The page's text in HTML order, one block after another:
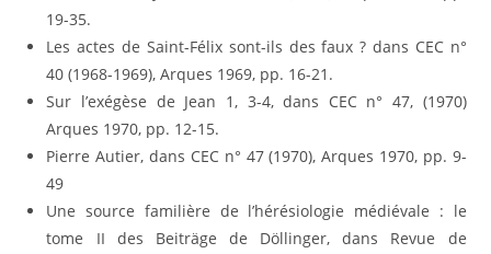
19-35.
Les actes de Saint-Félix sont-ils des faux ? dans CEC n°
40 (1968-1969), Arques 1969, pp. 16-21.
Sur l’exégèse de Jean 1, 3-4, dans CEC n° 47, (1970)
Arques 1970, pp. 12-15.
Pierre Autier, dans CEC n° 47 (1970), Arques 1970, pp. 9-
49
Une source familière de l’hérésiologie médiévale : le
tome II des Beiträge de Döllinger, dans Revue de